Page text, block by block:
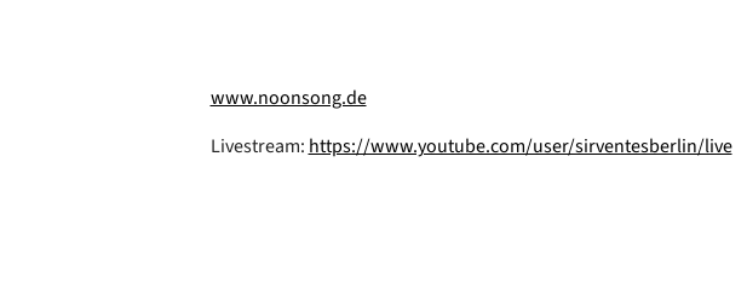
www.noonsong.de
Livestream: https://www.youtube.com/user/sirventesberlin/live